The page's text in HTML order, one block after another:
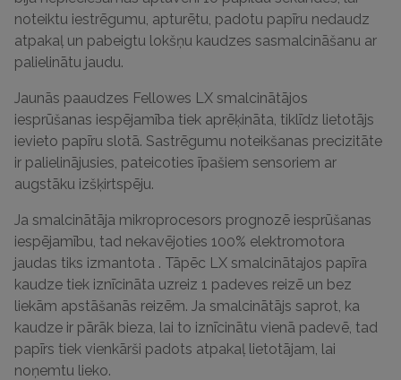
noteiktu iestrēgumu, apturētu, padotu papīru nedaudz
atpakaļ un pabeigtu lokšņu kaudzes sasmalcināšanu ar
palielinātu jaudu.
Jaunās paaudzes Fellowes LX smalcinātājos
iesprūšanas iespējamība tiek aprēķināta, tiklīdz lietotājs
ievieto papīru slotā. Sastrēgumu noteikšanas precizitāte
ir palielinājusies, pateicoties īpašiem sensoriem ar
augstāku izšķirtspēju.
Ja smalcinātāja mikroprocesors prognozē iesprūšanas
iespējamību, tad nekavējoties 100% elektromotora
jaudas tiks izmantota . Tāpēc LX smalcinātajos papīra
kaudze tiek iznīcināta uzreiz 1 padeves reizē un bez
liekām apstāšanās reizēm. Ja smalcinātājs saprot, ka
kaudze ir pārāk bieza, lai to iznīcinātu vienā padevē, tad
papīrs tiek vienkārši padots atpakaļ lietotājam, lai
noņemtu lieko.